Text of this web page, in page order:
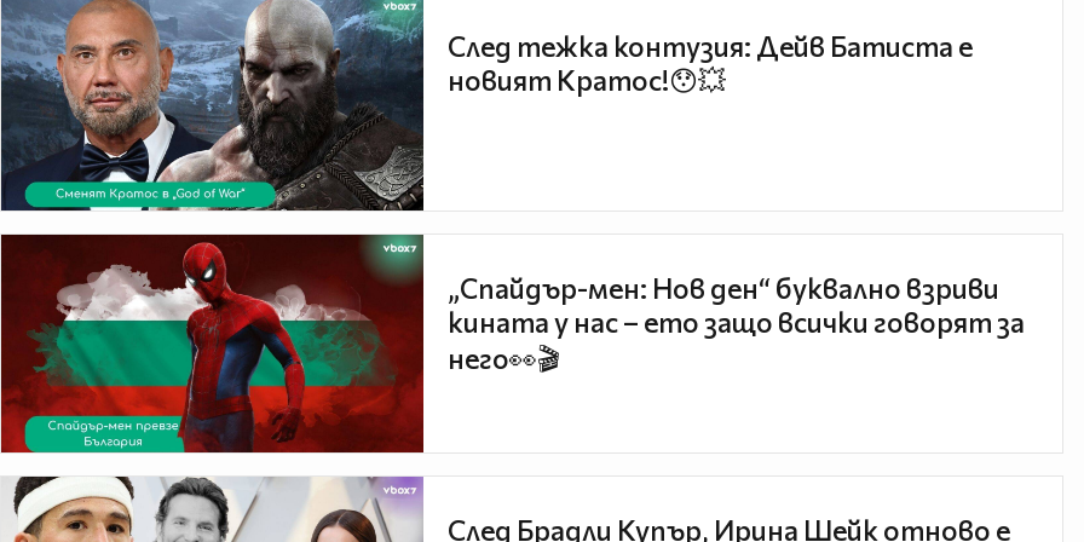
След тежка контузия: Дейв Батиста е
новият Кратос!😯💥
„Спайдър-мен: Нов ден“ буквално взриви
кината у нас – ето защо всички говорят за
него👀🎬
След Брадли Купър, Ирина Шейк отново е